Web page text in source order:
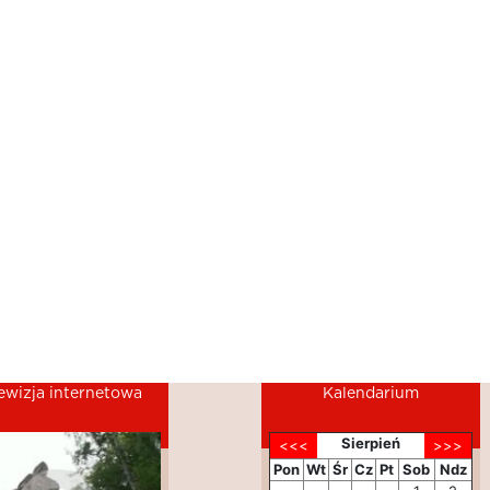
internetowa Kalendarium
Sierpień
Pon Wt Śr Cz Pt Sob Ndz